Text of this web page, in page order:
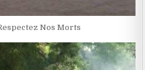
Nos Morts